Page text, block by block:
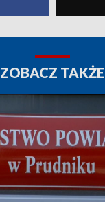
ZOBACZ TAKŻE